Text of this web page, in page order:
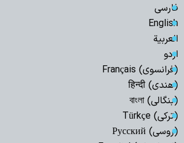
فارسی
English
العربیة
اردو
(فرانسوی) Français
(هندی) हिन्दी
(بنگالی) বাংলা
(ترکی) Türkçe
(روسی) Русский